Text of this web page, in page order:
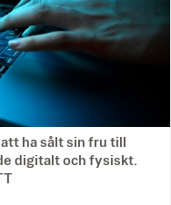
ha sålt sin fru till
digitalt och fysiskt.